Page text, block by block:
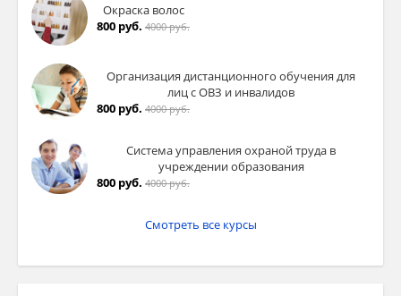
Окраска волос
800 руб. 4000 руб.
Организация дистанционного обучения для
лиц с ОВЗ и инвалидов
800 руб. 4000 руб.
Система управления охраной труда в
учреждении образования
800 руб. 4000 руб.
Смотреть все курсы